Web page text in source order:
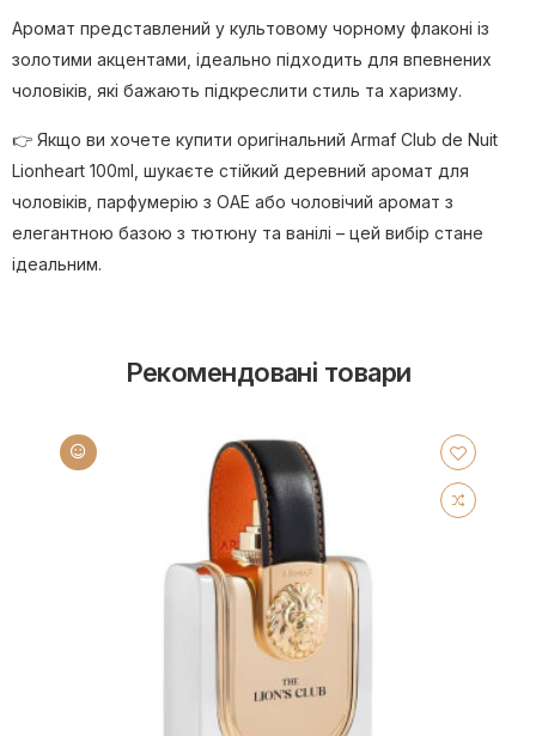
Аромат представлений у культовому чорному флаконі із
золотими акцентами, ідеально підходить для впевнених
чоловіків, які бажають підкреслити стиль та харизму.
👉 Якщо ви хочете купити оригінальний Armaf Club de Nuit
Lionheart 100ml, шукаєте стійкий деревний аромат для
чоловіків, парфумерію з ОАЕ або чоловічий аромат з
елегантною базою з тютюну та ванілі – цей вибір стане
ідеальним.
Рекомендовані товари